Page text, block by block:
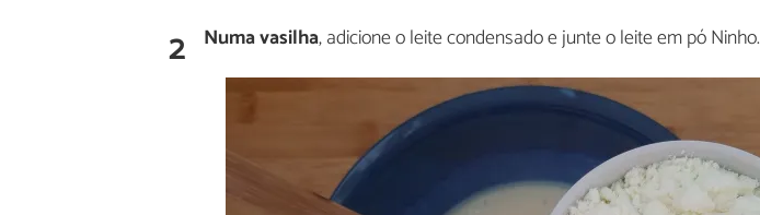
2 Numa vasilha, adicione o leite condensado e junte o leite em pó Ninho.